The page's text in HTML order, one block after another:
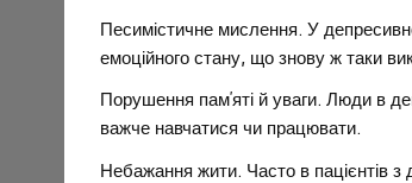
Песимістичне мислення. У
емоційного стану, що знову ж таки
Порушення пам’яті й уваги. Люди в
важче навчатися чи працювати.
Небажання жити. Часто в пацієнтів з